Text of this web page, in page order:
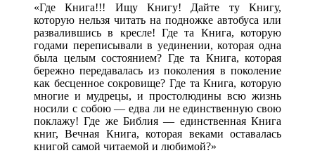
«Где Книга!!! Ищу Книгу! Дайте ту Книгу,
которую нельзя читать на подножке автобуса или
развалившись в кресле! Где та Книга, которую
годами переписывали в уединении, которая одна
была целым состоянием? Где та Книга, которая
бережно передавалась из поколения в поколение
как бесценное сокровище? Где та Книга, которую
многие и мудрецы, и простолюдины всю жизнь
носили с собою — едва ли не единственную свою
поклажу! Где же Библия — единственная Книга
книг, Вечная Книга, которая веками оставалась
книгой самой читаемой и любимой?»